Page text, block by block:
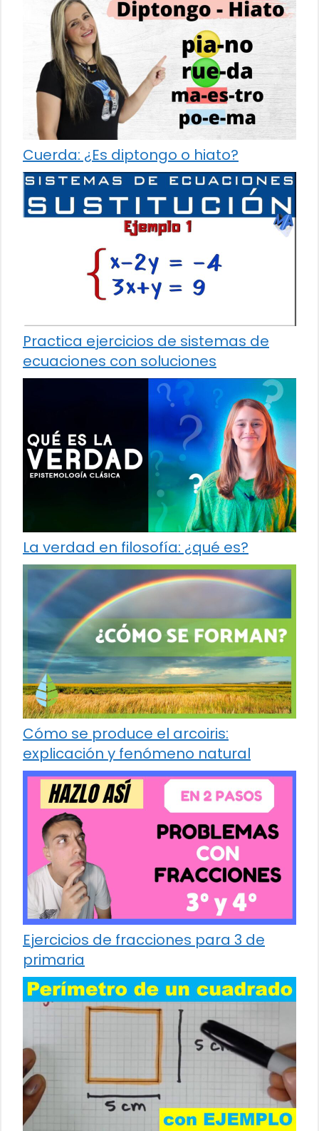
Cuerda: ¿Es diptongo o hiato?
Practica ejercicios de sistemas de
ecuaciones con soluciones
La verdad en filosofía: ¿qué es?
Cómo se produce el arcoiris:
explicación y fenómeno natural
Ejercicios de fracciones para 3 de
primaria